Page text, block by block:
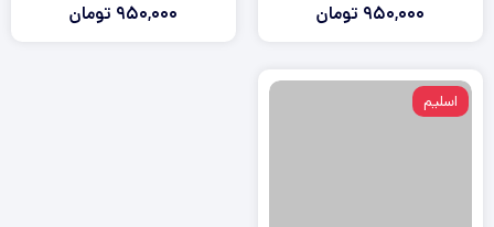
950,000 تومان 950,000 تومان
اسلیم